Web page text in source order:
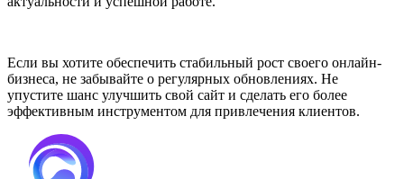
Если вы хотите обеспечить стабильный рост своего онлайн-
бизнеса, не забывайте о регулярных обновлениях. Не
упустите шанс улучшить свой сайт и сделать его более
эффективным инструментом для привлечения клиентов.